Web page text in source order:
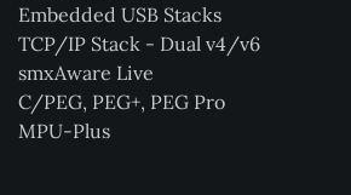
Embedded USB Stacks
TCP/IP Stack - Dual v4/v6
smxAware Live
C/PEG, PEG+, PEG Pro
MPU-Plus